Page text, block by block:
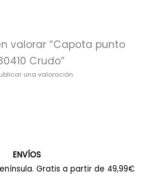
valorar “Capota punto
Crudo”
una valoración.
ENVÍOS
Gratis a partir de 49,99€